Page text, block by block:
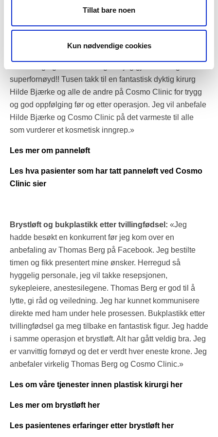
Tillat bare noen
Kun nødvendige cookies
Undersøkte kirurger grundig i forkant, men det tok ikke
lang tid fra samtale med Hilde Bjærke til jeg bestemte
superfornøyd!! Tusen takk til en fantastisk dyktig kirurg
Hilde Bjærke og alle de andre på Cosmo Clinic for trygg
og god oppfølging før og etter operasjon. Jeg vil anbefale
Hilde Bjærke og Cosmo Clinic på det varmeste til alle
som vurderer et kosmetisk inngrep.»
Les mer om panneløft
Les hva pasienter som har tatt panneløft ved Cosmo
Clinic sier
Brystløft og bukplastikk etter tvillingfødsel: «Jeg
hadde besøkt en konkurrent før jeg kom over en
anbefaling av Thomas Berg på Facebook. Jeg bestilte
timen og fikk presentert mine ønsker. Herregud så
hyggelig personale, jeg vil takke resepsjonen,
sykepleiere, anestesilegene. Thomas Berg er god til å
lytte, gi råd og veiledning. Jeg har kunnet kommunisere
direkte med ham under hele prosessen. Bukplastikk etter
tvillingfødsel ga meg tilbake en fantastisk figur. Jeg hadde
i samme operasjon et brystløft. Alt har gått veldig bra. Jeg
er vanvittig fornøyd og det er verdt hver eneste krone. Jeg
anbefaler virkelig Thomas Berg og Cosmo Clinic.»
Les om våre tjenester innen plastisk kirurgi her
Les mer om brystløft her
Les pasientenes erfaringer etter brystløft her